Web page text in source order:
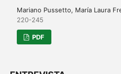
Mariano Pussetto, María Laura
220-245
PDF